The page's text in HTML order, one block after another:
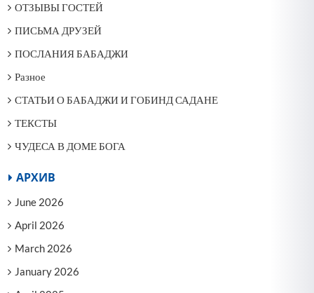
ОТЗЫВЫ ГОСТЕЙ
ПИСЬМА ДРУЗЕЙ
ПОСЛАНИЯ БАБАДЖИ
Разное
СТАТЬИ О БАБАДЖИ И ГОБИНД САДАНЕ
ТЕКСТЫ
ЧУДЕСА В ДОМЕ БОГА
АРХИВ
June 2026
April 2026
March 2026
January 2026